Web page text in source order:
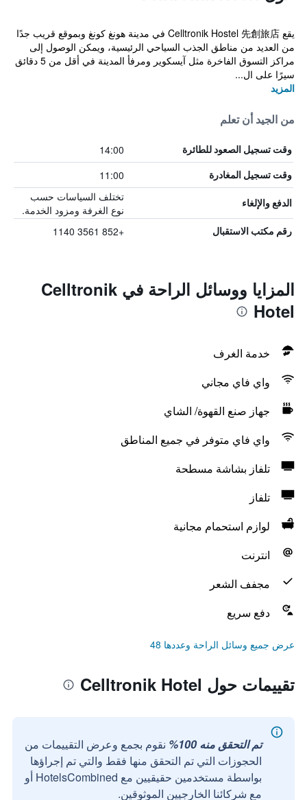
يقع Celltronik Hostel 先創旅店 في مدينة هونغ كونغ وبموقع قريب جدًا
من العديد من مناطق الجذب السياحي الرئيسية، ويمكن الوصول إلى
مراكز التسوق الفاخرة مثل آيسكوير ومرفأ المدينة في أقل من 5 دقائق
سيرًا على ال...
المزيد
من الجيد أن تعلم
وقت تسجيل الصعود للطائرة 14:00
وقت تسجيل المغادرة 11:00
الدفع والإلغاء
تختلف السياسات حسب
نوع الغرفة ومزود الخدمة.
رقم مكتب الاستقبال +852 3561 1140
المزايا ووسائل الراحة في Celltronik
Hotel
خدمة الغرف
واي فاي مجاني
جهاز صنع القهوة/ الشاي
واي فاي متوفر في جميع المناطق
تلفاز بشاشة مسطحة
تلفاز
لوازم استحمام مجانية
انترنت
مجفف الشعر
دفع سريع
عرض جميع وسائل الراحة وعددها 48
تقييمات حول Celltronik Hotel
تم التحقق منه 100%
نقوم بجمع وعرض التقييمات من
الحجوزات التي تم التحقق منها فقط والتي تم إجراؤها
بواسطة مستخدمين حقيقيين مع HotelsCombined أو
مع شركائنا الخارجيين الموثوقين.